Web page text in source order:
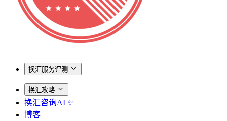
换汇服务评测
换汇攻略
换汇咨询AI ✨
博客